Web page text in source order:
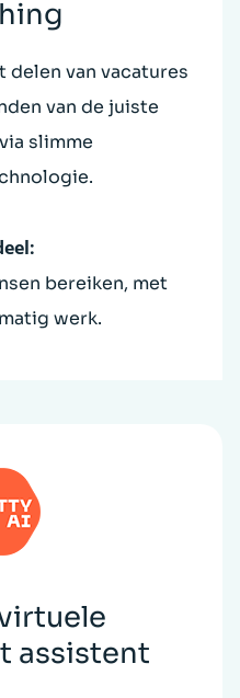
delen van vacatures
van de juiste
slimme
bereiken, met
werk.
assistent